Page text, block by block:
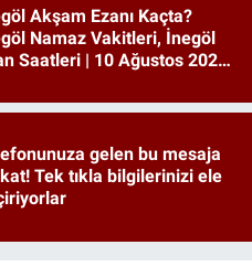
Akşam Ezanı Kaçta?
Namaz Vakitleri, İnegöl
Saatleri | 10 Ağustos 2026
gelen bu mesaja
Tek tıkla bilgilerinizi ele